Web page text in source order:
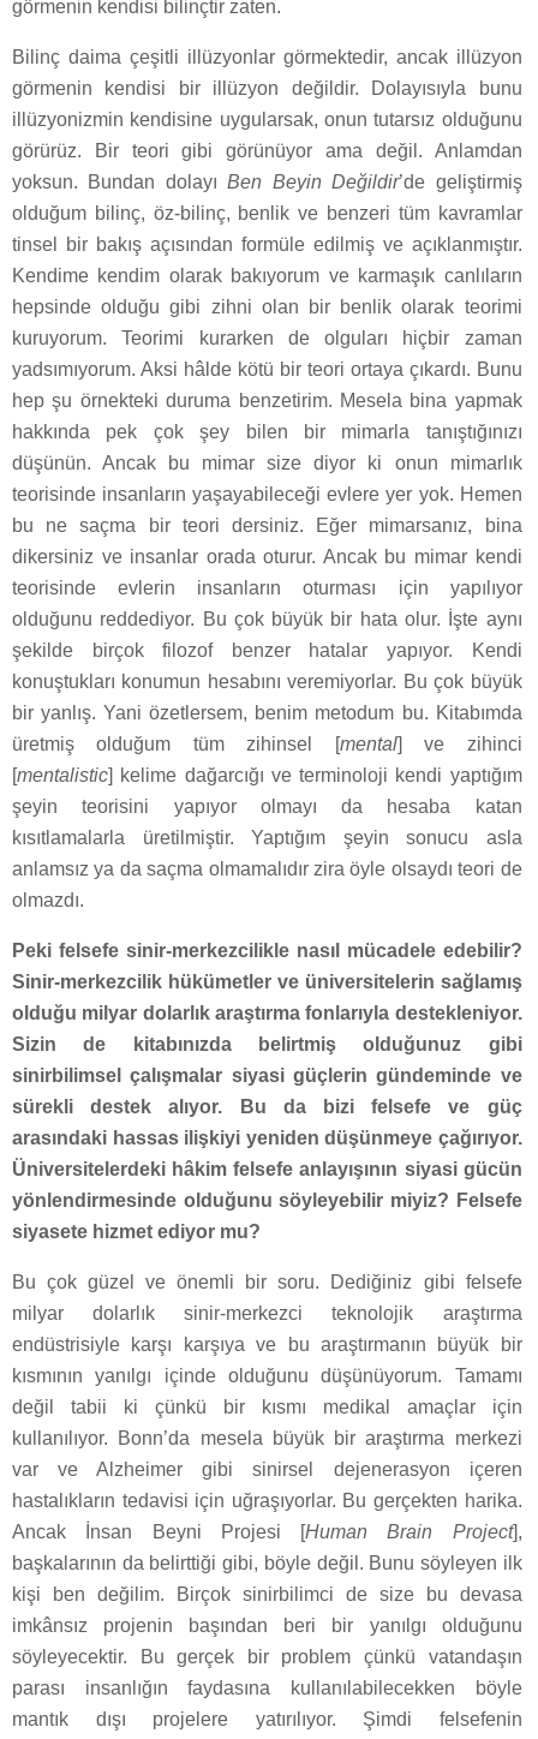
görmenin kendisi bilinçtir zaten.
Bilinç daima çeşitli illüzyonlar görmektedir, ancak illüzyon
görmenin kendisi bir illüzyon değildir. Dolayısıyla bunu
illüzyonizmin kendisine uygularsak, onun tutarsız olduğunu
görürüz. Bir teori gibi görünüyor ama değil. Anlamdan
yoksun. Bundan dolayıBen Beyin Değildir’de geliştirmiş
olduğum bilinç, öz-bilinç, benlik ve benzeri tüm kavramlar
tinsel bir bakış açısından formüle edilmiş ve açıklanmıştır.
Kendime kendim olarak bakıyorum ve karmaşık canlıların
hepsinde olduğu gibi zihni olan bir benlik olarak teorimi
kuruyorum. Teorimi kurarken de olguları hiçbir zaman
yadsımıyorum. Aksi hâlde kötü bir teori ortaya çıkardı. Bunu
hep şu örnekteki duruma benzetirim. Mesela bina yapmak
hakkında pek çok şey bilen bir mimarla tanıştığınızı
düşünün. Ancak bu mimar size diyor ki onun mimarlık
teorisinde insanların yaşayabileceği evlere yer yok. Hemen
bu ne saçma bir teori dersiniz. Eğer mimarsanız, bina
dikersiniz ve insanlar orada oturur. Ancak bu mimar kendi
teorisinde evlerin insanların oturması için yapılıyor
olduğunu reddediyor. Bu çok büyük bir hata olur. İşte aynı
şekilde birçok filozof benzer hatalar yapıyor. Kendi
konuştukları konumun hesabını veremiyorlar. Bu çok büyük
bir yanlış. Yani özetlersem, benim metodum bu. Kitabımda
üretmiş olduğum tüm zihinsel [mental] ve zihinci
[mentalistic] kelime dağarcığı ve terminoloji kendi yaptığım
şeyin teorisini yapıyor olmayı da hesaba katan
kısıtlamalarla üretilmiştir. Yaptığım şeyin sonucu asla
anlamsız ya da saçma olmamalıdır zira öyle olsaydı teori de
olmazdı.
Peki felsefe sinir-merkezcilikle nasıl mücadele edebilir?
Sinir-merkezcilik hükümetler ve üniversitelerin sağlamış
olduğu milyar dolarlık araştırma fonlarıyla destekleniyor.
Sizin de kitabınızda belirtmiş olduğunuz gibi
sinirbilimsel çalışmalar siyasi güçlerin gündeminde ve
sürekli destek alıyor. Bu da bizi felsefe ve güç
arasındaki hassas ilişkiyi yeniden düşünmeye çağırıyor.
Üniversitelerdeki hâkim felsefe anlayışının siyasi gücün
yönlendirmesinde olduğunu söyleyebilir miyiz? Felsefe
siyasete hizmet ediyor mu?
Bu çok güzel ve önemli bir soru. Dediğiniz gibi felsefe
milyar dolarlık sinir-merkezci teknolojik araştırma
endüstrisiyle karşı karşıya ve bu araştırmanın büyük bir
kısmının yanılgı içinde olduğunu düşünüyorum. Tamamı
değil tabii ki çünkü bir kısmı medikal amaçlar için
kullanılıyor. Bonn’da mesela büyük bir araştırma merkezi
var ve Alzheimer gibi sinirsel dejenerasyon içeren
hastalıkların tedavisi için uğraşıyorlar. Bu gerçekten harika.
Ancak İnsan Beyni Projesi [Human Brain Project],
başkalarının da belirttiği gibi, böyle değil. Bunu söyleyen ilk
kişi ben değilim. Birçok sinirbilimci de size bu devasa
imkânsız projenin başından beri bir yanılgı olduğunu
söyleyecektir. Bu gerçek bir problem çünkü vatandaşın
parası insanlığın faydasına kullanılabilecekken böyle
mantık dışı projelere yatırılıyor. Şimdi felsefenin